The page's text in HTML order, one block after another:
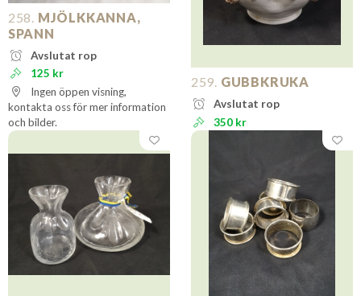
258. MJÖLKKANNA,
SPANN
Avslutat rop
125 kr
Ingen öppen visning,
kontakta oss för mer information
och bilder.
259. GUBBKRUKA
Avslutat rop
350 kr